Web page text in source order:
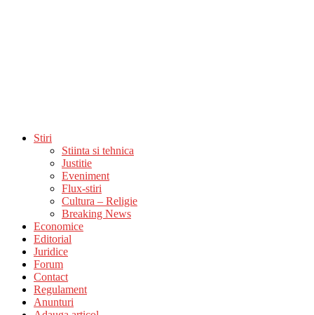
Stiri
Stiinta si tehnica
Justitie
Eveniment
Flux-stiri
Cultura – Religie
Breaking News
Economice
Editorial
Juridice
Forum
Contact
Regulament
Anunturi